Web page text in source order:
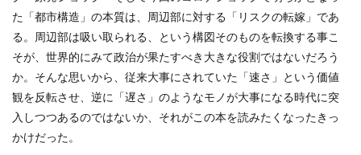
た「都市構造」の本質は、周辺部に対する「リスクの転嫁」であ
る。周辺部は吸い取られる、という構図そのものを転換する事こ
そが、世界的にみて政治が果たすべき大きな役割ではないだろう
か。そんな思いから、従来大事にされていた「速さ」という価値
観を反転させ、逆に「遅さ」のようなモノが大事になる時代に突
入しつつあるのではないか、それがこの本を読みたくなったきっ
かけだった。